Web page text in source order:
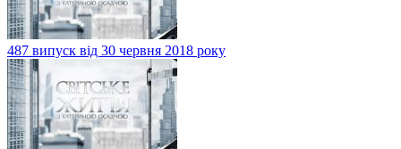
487 випуск від 30 червня 2018 року